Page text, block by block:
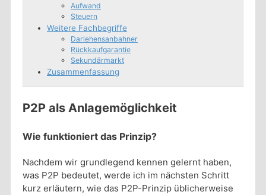
Aufwand
Steuern
Weitere Fachbegriffe
Darlehensanbahner
Rückkaufgarantie
Sekundärmarkt
Zusammenfassung
P2P als Anlagemöglichkeit
Wie funktioniert das Prinzip?
Nachdem wir grundlegend kennen gelernt haben,
was P2P bedeutet, werde ich im nächsten Schritt
kurz erläutern, wie das P2P-Prinzip üblicherweise